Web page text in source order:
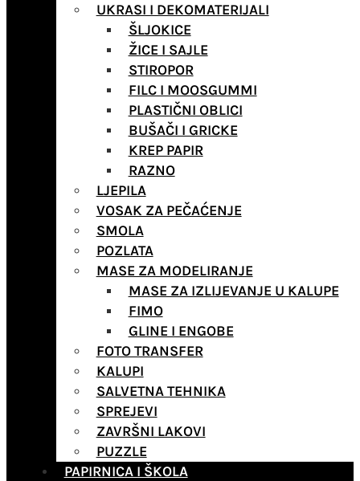
UKRASI I DEKOMATERIJALI
ŠLJOKICE
ŽICE I SAJLE
STIROPOR
FILC I MOOSGUMMI
PLASTIČNI OBLICI
BUŠAČI I GRICKE
KREP PAPIR
RAZNO
LJEPILA
VOSAK ZA PEČAĆENJE
SMOLA
POZLATA
MASE ZA MODELIRANJE
MASE ZA IZLIJEVANJE U KALUPE
FIMO
GLINE I ENGOBE
FOTO TRANSFER
KALUPI
SALVETNA TEHNIKA
SPREJEVI
ZAVRŠNI LAKOVI
PUZZLE
PAPIRNICA I ŠKOLA